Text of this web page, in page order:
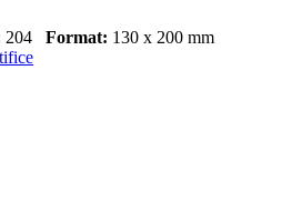
204 Format: 130 x 200 mm